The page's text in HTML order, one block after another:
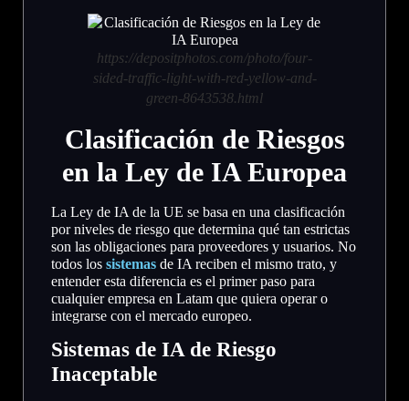
https://depositphotos.com/photo/four-
sided-traffic-light-with-red-yellow-and-
green-8643538.html
Clasificación de Riesgos
en la Ley de IA Europea
La Ley de IA de la UE se basa en una clasificación
por niveles de riesgo que determina qué tan estrictas
son las obligaciones para proveedores y usuarios. No
todos los sistemas de IA reciben el mismo trato, y
entender esta diferencia es el primer paso para
cualquier empresa en Latam que quiera operar o
integrarse con el mercado europeo.
Sistemas de IA de Riesgo
Inaceptable